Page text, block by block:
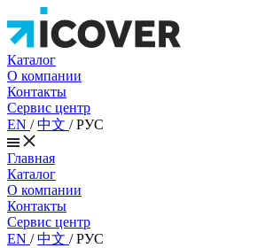
Каталог
О компании
Контакты
Сервис центр
EN /中文 /РУС
Главная
Каталог
О компании
Контакты
Сервис центр
EN /中文 /РУС